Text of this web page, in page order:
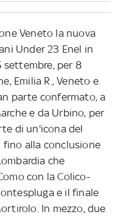
Veneto la nuova
Under 23 Enel in
settembre, per 8
Emilia R., Veneto e
parte confermato, a
e da Urbino, per
di un'icona del
fino alla conclusione
che
con la Colico-
e il finale
In mezzo, due